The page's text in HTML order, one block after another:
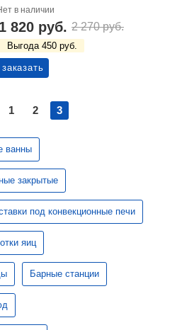
в наличии
1 820 руб. 2 270 руб.
Выгода 450 руб.
заказать
1 2 3
ванны
закрытые
под конвекционные печи
яиц
Барные станции